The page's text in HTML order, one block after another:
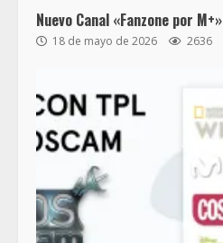
Nuevo Canal «Fanzone por M+»
18 de mayo de 2026 2636